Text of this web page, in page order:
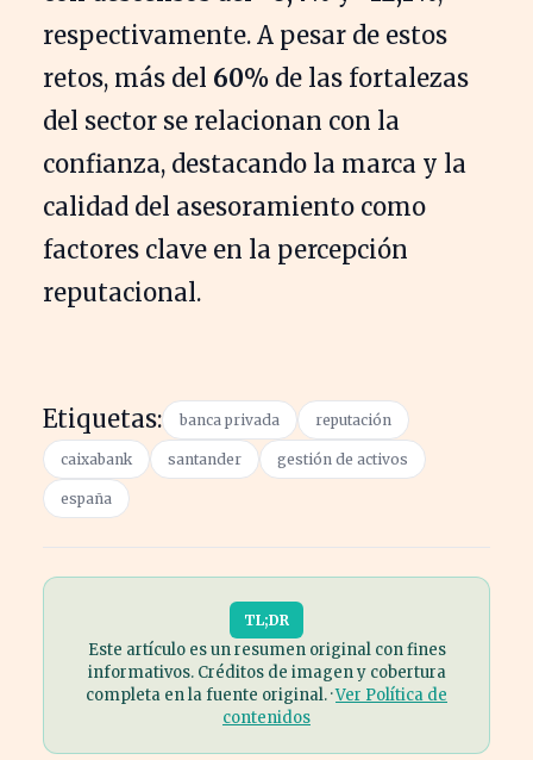
respectivamente. A pesar de estos
retos, más del 60% de las fortalezas
del sector se relacionan con la
confianza, destacando la marca y la
calidad del asesoramiento como
factores clave en la percepción
reputacional.
Etiquetas: banca privada reputación
caixabank santander gestión de activos
españa
TL;DR
Este artículo es un resumen original con fines
informativos. Créditos de imagen y cobertura
completa en la fuente original. ·Ver Política de
contenidos